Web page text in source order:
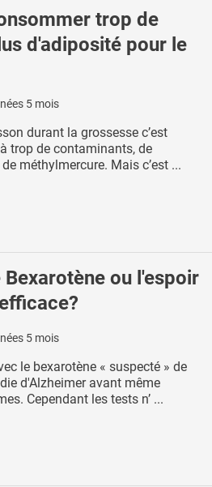
trop de
d'adiposité pour le
5 mois
durant la grossesse c’est
trop de contaminants, de
méthylmercure. Mais c’est ...
Bexarotène ou l'espoir
5 mois
le bexarotène « suspecté » de
d'Alzheimer avant même
Cependant les tests n’ ...